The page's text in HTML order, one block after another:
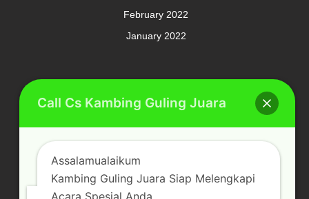
February 2022
January 2022
Meta
Categories
Call Cs Kambing Guling Juara
Assalamualaikum
Kambing Guling Juara Siap Melengkapi
Acara Spesial Anda